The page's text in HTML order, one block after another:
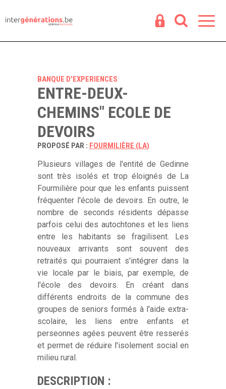
BANQUE D'EXPERIENCES
ENTRE-DEUX-
CHEMINS" ECOLE DE
DEVOIRS
PROPOSÉ PAR : FOURMILIÈRE (LA)
Plusieurs villages de l'entité de Gedinne
sont très isolés et trop éloignés de La
Fourmilière pour que les enfants puissent
fréquenter l'école de devoirs. En outre, le
nombre de seconds résidents dépasse
parfois celui des autochtones et les liens
entre les habitants se fragilisent. Les
nouveaux arrivants sont souvent des
retraités qui pourraient s'intégrer dans la
vie locale par le biais, par exemple, de
l'école des devoirs. En créant dans
différents endroits de la commune des
groupes de seniors formés à l'aide extra-
scolaire, les liens entre enfants et
perseonnes agées peuvent être resserés
et permet de réduire l'isolement social en
milieu rural.
DESCRIPTION :